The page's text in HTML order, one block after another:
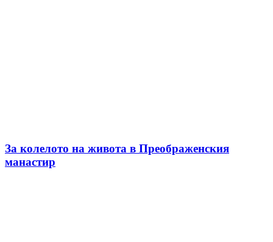
За колелото на живота в Преображенския
манастир